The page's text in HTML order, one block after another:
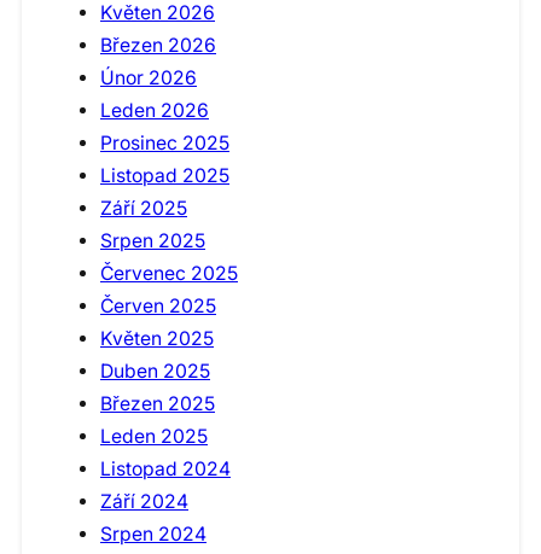
Květen 2026
Březen 2026
Únor 2026
Leden 2026
Prosinec 2025
Listopad 2025
Září 2025
Srpen 2025
Červenec 2025
Červen 2025
Květen 2025
Duben 2025
Březen 2025
Leden 2025
Listopad 2024
Září 2024
Srpen 2024